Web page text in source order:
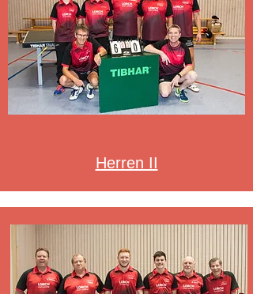
Herren II